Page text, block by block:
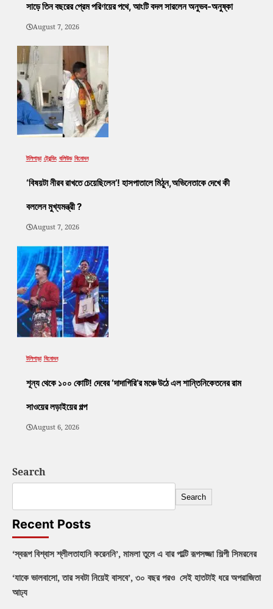
সাড়ে তিন বছরের প্রেম পরিণয়ের পথে, আংটি বদল সারলেন অনুভব-অনুষ্কা
August 7, 2026
টলিপাড়া ট্রেন্ডিং বলিউড বিনোদন
‘বিষয়টা নীরব রাখতে চেয়েছিলেন’! হাসপাতালে মিঠুন,অভিনেতাকে দেখে কী
বললেন মুখ্যমন্ত্রী ?
August 7, 2026
টলিপাড়া বিনোদন
শূন্য থেকে ১০০ কোটি! দেবের ‘দাদাগিরি’র মঞ্চে উঠে এল শান্তিনিকেতনের রাম
সাওয়ের লড়াইয়ের গল্প
August 6, 2026
Search
Search
Recent Posts
‘স্বরূপ বিশ্বাস শ্লীলতাহানি করেননি’, মামলা তুলে এ বার পাল্টি রূপসজ্জা শিল্পী সিমরনের
‘যাকে ভালবাসো, তার সবটা নিয়েই বাসবে’, ৩০ বছর পরও সেই হাতটাই ধরে অপরাজিতা
আঢ্য